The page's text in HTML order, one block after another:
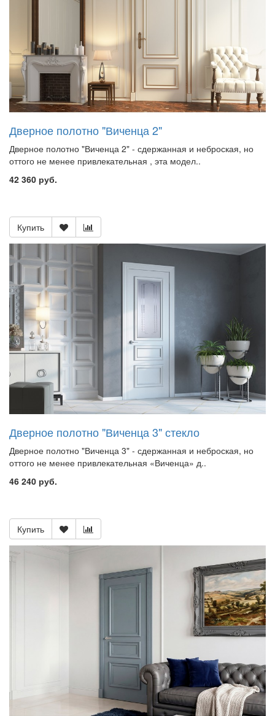
Дверное полотно "Виченца 2"
Дверное полотно "Виченца 2" - сдержанная и неброская, но
оттого не менее привлекательная , эта модел..
42 360 руб.
Купить
Дверное полотно "Виченца 3" стекло
Дверное полотно "Виченца 3" - сдержанная и неброская, но
оттого не менее привлекательная «Виченца» д..
46 240 руб.
Купить